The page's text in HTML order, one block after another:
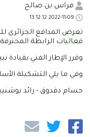
فراس بن صالح
تعرض المدافع الجزائري
فعاليات الرابطة المحترفة
وقرر الإطار الفني
وفي ما يلي التشكيلة
حسام دقدوق - رائد